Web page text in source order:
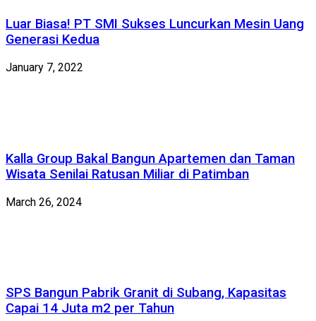
Luar Biasa! PT SMI Sukses Luncurkan Mesin Uang
Generasi Kedua
January 7, 2022
Kalla Group Bakal Bangun Apartemen dan Taman
Wisata Senilai Ratusan Miliar di Patimban
March 26, 2024
SPS Bangun Pabrik Granit di Subang, Kapasitas
Capai 14 Juta m2 per Tahun